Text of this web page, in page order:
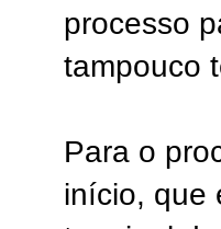
processo
tampouco
Para o
início, que